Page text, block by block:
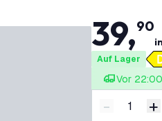
39,90
Auf Lager
Vor
Menge
- +